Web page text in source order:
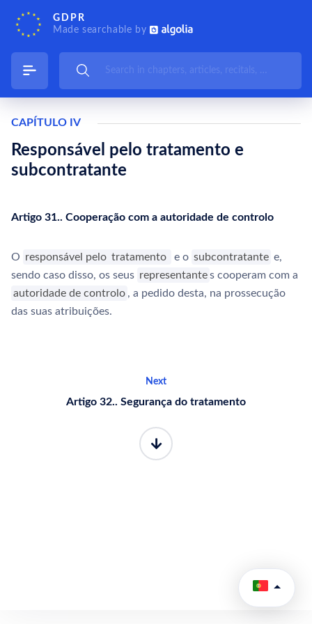
GDPR
Made searchable by
CAPÍTULO IV
Responsável pelo tratamento e
subcontratante
Artigo 31.. Cooperação com a autoridade de controlo
O responsável pelo tratamento e o subcontratante e,
sendo caso disso, os seus representante s cooperam com a
autoridade de controlo , a pedido desta, na prossecução
das suas atribuições.
Next
Artigo 32.. Segurança do tratamento